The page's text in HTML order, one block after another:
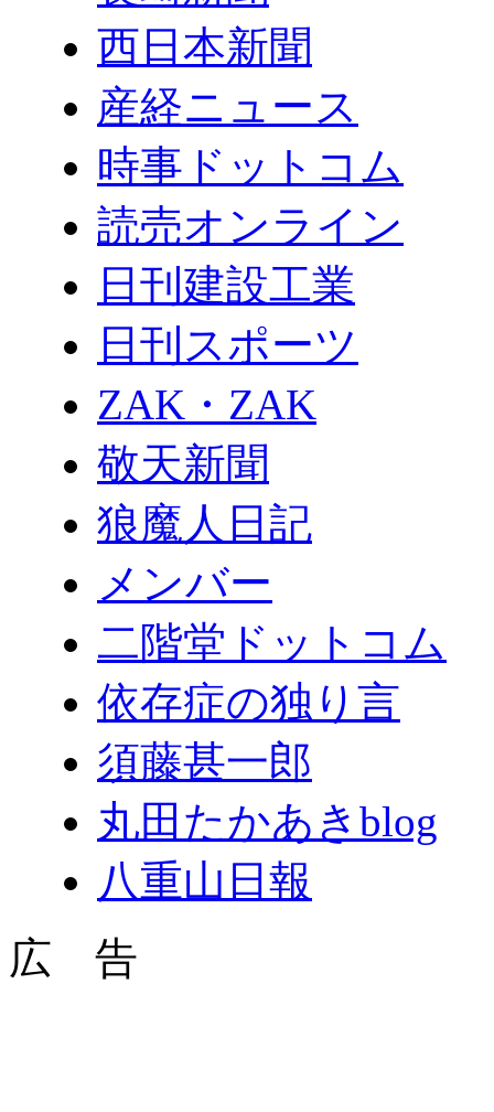
西日本新聞
産経ニュース
時事ドットコム
読売オンライン
日刊建設工業
日刊スポーツ
ZAK・ZAK
敬天新聞
狼魔人日記
メンバー
二階堂ドットコム
依存症の独り言
須藤甚一郎
丸田たかあきblog
八重山日報
広 告